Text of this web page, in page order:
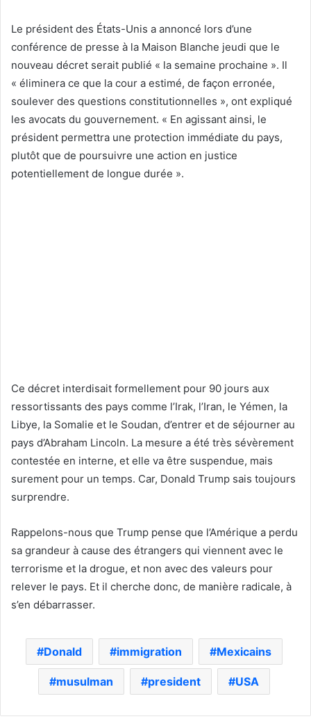
Le président des États-Unis a annoncé lors d’une
conférence de presse à la Maison Blanche jeudi que le
nouveau décret serait publié « la semaine prochaine ». Il
« éliminera ce que la cour a estimé, de façon erronée,
soulever des questions constitutionnelles », ont expliqué
les avocats du gouvernement. « En agissant ainsi, le
président permettra une protection immédiate du pays,
plutôt que de poursuivre une action en justice
potentiellement de longue durée ».
Ce décret interdisait formellement pour 90 jours aux
ressortissants des pays comme l’Irak, l’Iran, le Yémen, la
Libye, la Somalie et le Soudan, d’entrer et de séjourner au
pays d’Abraham Lincoln. La mesure a été très sévèrement
contestée en interne, et elle va être suspendue, mais
surement pour un temps. Car, Donald Trump sais toujours
surprendre.
Rappelons-nous que Trump pense que l’Amérique a perdu
sa grandeur à cause des étrangers qui viennent avec le
terrorisme et la drogue, et non avec des valeurs pour
relever le pays. Et il cherche donc, de manière radicale, à
s’en débarrasser.
Donald immigration Mexicains
musulman president USA